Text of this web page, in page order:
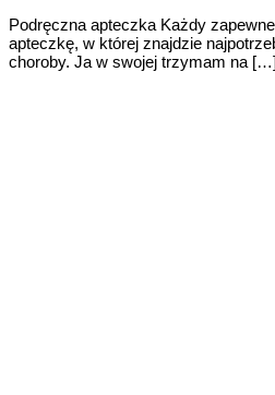
Podręczna apteczka Każdy
apteczkę, w której znajdzie
choroby. Ja w swojej trzymam na